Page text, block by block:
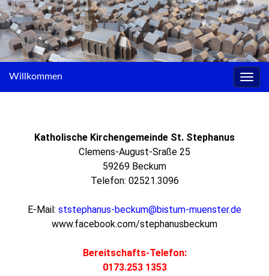
Willkommen
Katholische Kirchengemeinde St. Stephanus
Clemens-August-Sraße 25
59269 Beckum
Telefon: 02521.3096
E-Mail: ststephanus-beckum@bistum-muenster.de
www.facebook.com/stephanusbeckum
Bereitschafts-Telefon:
0173.253 1353